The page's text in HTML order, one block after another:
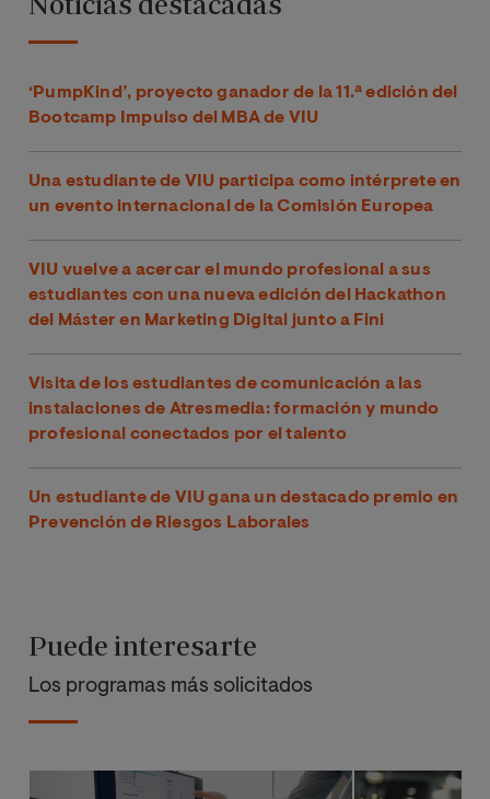
‘PumpKind’, proyecto ganador de la 11.ª edición del
Bootcamp Impulso del MBA de VIU
Una estudiante de VIU participa como intérprete en
un evento internacional de la Comisión Europea
VIU vuelve a acercar el mundo profesional a sus
estudiantes con una nueva edición del Hackathon
del Máster en Marketing Digital junto a Fini
Visita de los estudiantes de comunicación a las
instalaciones de Atresmedia: formación y mundo
profesional conectados por el talento
Un estudiante de VIU gana un destacado premio en
Prevención de Riesgos Laborales
Puede interesarte
Los programas más solicitados